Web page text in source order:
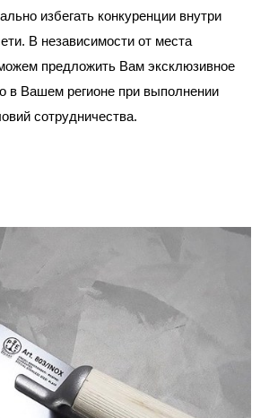
избегать конкуренции внутри
В независимости от места
предложить Вам эксклюзивное
в Вашем регионе при выполнении
сотрудничества.